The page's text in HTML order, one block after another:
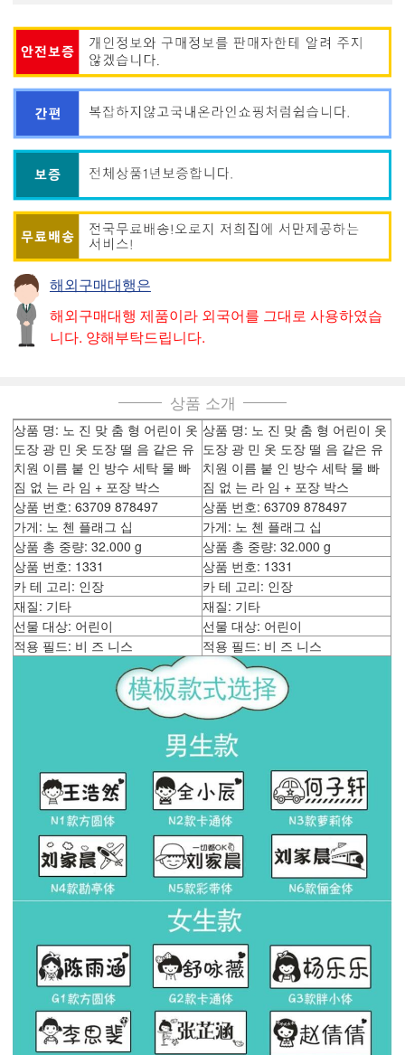
해외구매대행은
해외구매대행 제품이라 외국어를 그대로 사용하였습
니다. 양해부탁드립니다.
상품 소개
상품 명: 노 진 맞 춤 형 어린이 옷
도장 광 민 옷 도장 떨 음 같은 유
치원 이름 붙 인 방수 세탁 물 빠
짐 없 는 라 임 + 포장 박스
상품 명: 노 진 맞 춤 형 어린이 옷
도장 광 민 옷 도장 떨 음 같은 유
치원 이름 붙 인 방수 세탁 물 빠
짐 없 는 라 임 + 포장 박스
상품 번호: 63709 878497
상품 번호: 63709 878497
가게: 노 첸 플래그 십
가게: 노 첸 플래그 십
상품 총 중량: 32.000 g
상품 총 중량: 32.000 g
상품 번호: 1331
상품 번호: 1331
카 테 고리: 인장
카 테 고리: 인장
재질: 기타
재질: 기타
선물 대상: 어린이
선물 대상: 어린이
적용 필드: 비 즈 니스
적용 필드: 비 즈 니스